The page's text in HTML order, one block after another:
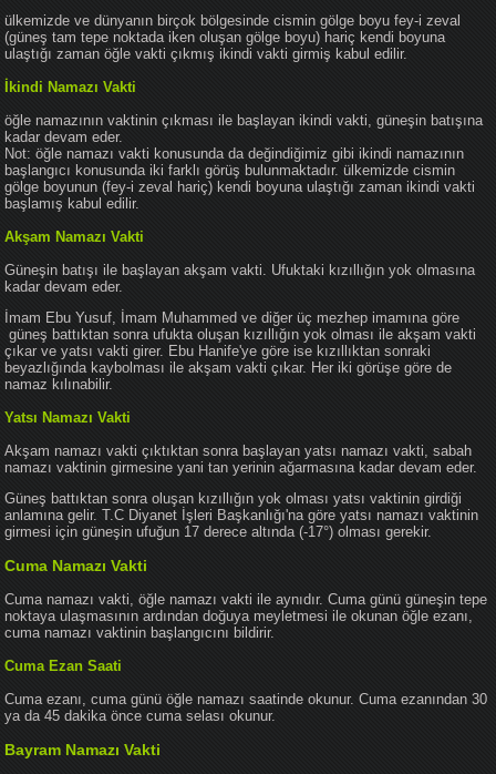
ülkemizde ve dünyanın birçok bölgesinde cismin gölge boyu fey-i zeval
(güneş tam tepe noktada iken oluşan gölge boyu) hariç kendi boyuna
ulaştığı zaman öğle vakti çıkmış ikindi vakti girmiş kabul edilir.
İkindi Namazı Vakti
öğle namazının vaktinin çıkması ile başlayan ikindi vakti, güneşin batışına
kadar devam eder.
Not: öğle namazı vakti konusunda da değindiğimiz gibi ikindi namazının
başlangıcı konusunda iki farklı görüş bulunmaktadır. ülkemizde cismin
gölge boyunun (fey-i zeval hariç) kendi boyuna ulaştığı zaman ikindi vakti
başlamış kabul edilir.
Akşam Namazı Vakti
Güneşin batışı ile başlayan akşam vakti. Ufuktaki kızıllığın yok olmasına
kadar devam eder.
İmam Ebu Yusuf, İmam Muhammed ve diğer üç mezhep imamına göre
güneş battıktan sonra ufukta oluşan kızıllığın yok olması ile akşam vakti
çıkar ve yatsı vakti girer. Ebu Hanife'ye göre ise kızıllıktan sonraki
beyazlığında kaybolması ile akşam vakti çıkar. Her iki görüşe göre de
namaz kılınabilir.
Yatsı Namazı Vakti
Akşam namazı vakti çıktıktan sonra başlayan yatsı namazı vakti, sabah
namazı vaktinin girmesine yani tan yerinin ağarmasına kadar devam eder.
Güneş battıktan sonra oluşan kızıllığın yok olması yatsı vaktinin girdiği
anlamına gelir. T.C Diyanet İşleri Başkanlığı'na göre yatsı namazı vaktinin
girmesi için güneşin ufuğun 17 derece altında (-17°) olması gerekir.
Cuma Namazı Vakti
Cuma namazı vakti, öğle namazı vakti ile aynıdır. Cuma günü güneşin tepe
noktaya ulaşmasının ardından doğuya meyletmesi ile okunan öğle ezanı,
cuma namazı vaktinin başlangıcını bildirir.
Cuma Ezan Saati
Cuma ezanı, cuma günü öğle namazı saatinde okunur. Cuma ezanından 30
ya da 45 dakika önce cuma selası okunur.
Bayram Namazı Vakti